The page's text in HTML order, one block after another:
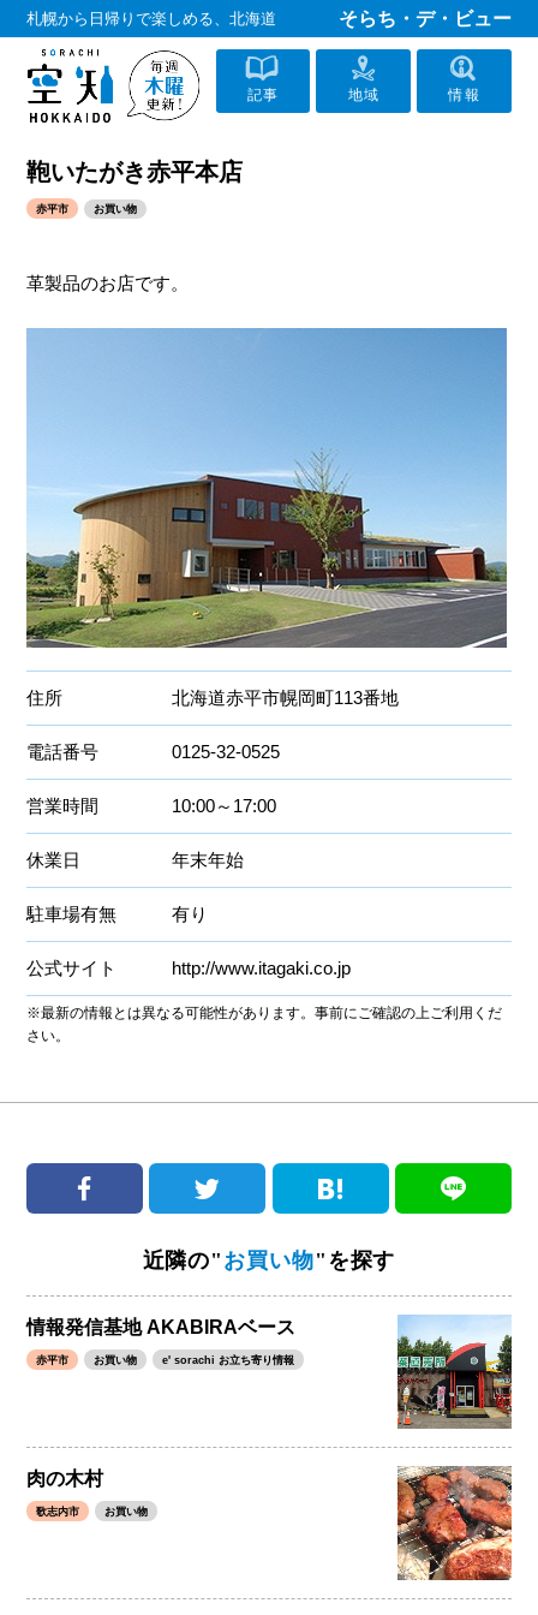
札幌から日帰りで楽しめる、北海道 そらち・デ・ビュー
記事 地域 情報
鞄いたがき赤平本店
赤平市 お買い物
革製品のお店です。
住所 北海道赤平市幌岡町113番地
電話番号 0125-32-0525
営業時間 10:00～17:00
休業日 年末年始
駐車場有無 有り
公式サイト http://www.itagaki.co.jp
※最新の情報とは異なる可能性があります。事前にご確認の上ご利用くだ
さい。
近隣の" お買い物"を探す
情報発信基地 AKABIRAベース
赤平市 お買い物 e' sorachi お立ち寄り情報
肉の木村
歌志内市 お買い物